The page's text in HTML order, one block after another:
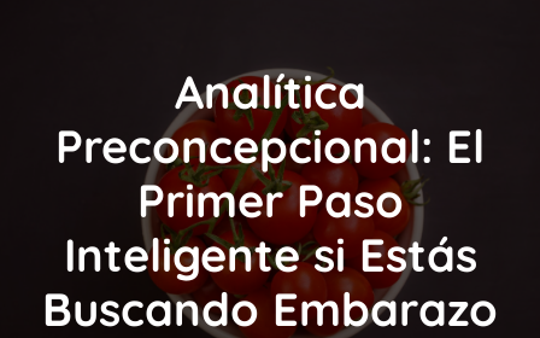
Analítica
Preconcepcional: El
Primer Paso
Inteligente si Estás
Buscando Embarazo